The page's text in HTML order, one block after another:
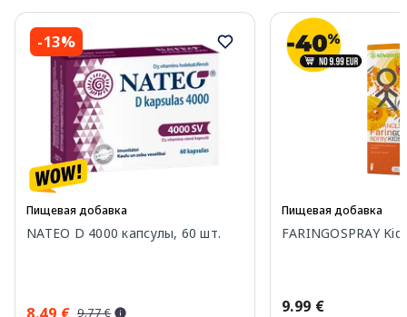
-13%
Пищевая добавка
NATEO D 4000 капсулы, 60 шт.
9.77 €
Пищевая добавка
FARINGOSPRAY
9.99 €